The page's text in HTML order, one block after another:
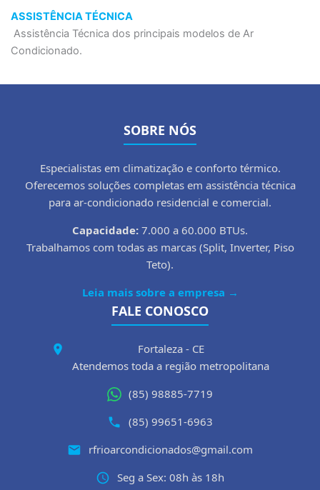
ASSISTÊNCIA TÉCNICA
Assistência Técnica dos principais modelos de Ar
Condicionado.
SOBRE NÓS
Especialistas em climatização e conforto térmico.
Oferecemos soluções completas em assistência técnica
para ar-condicionado residencial e comercial.
Capacidade: 7.000 a 60.000 BTUs.
Trabalhamos com todas as marcas (Split, Inverter, Piso
Teto).
Leia mais sobre a empresa →
FALE CONOSCO
Fortaleza - CE
Atendemos toda a região metropolitana
(85) 98885-7719
(85) 99651-6963
rfrioarcondicionados@gmail.com
Seg a Sex: 08h às 18h